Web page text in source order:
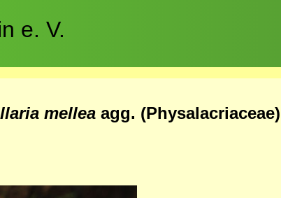
e. V.
mellea agg. (Physalacriaceae)